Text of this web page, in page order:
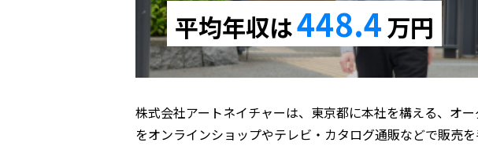
平均年収は448.4万円
株式会社アートネイチャーは、東京都に本社を構える、オ
をオンラインショップやテレビ・カタログ通販などで販売を